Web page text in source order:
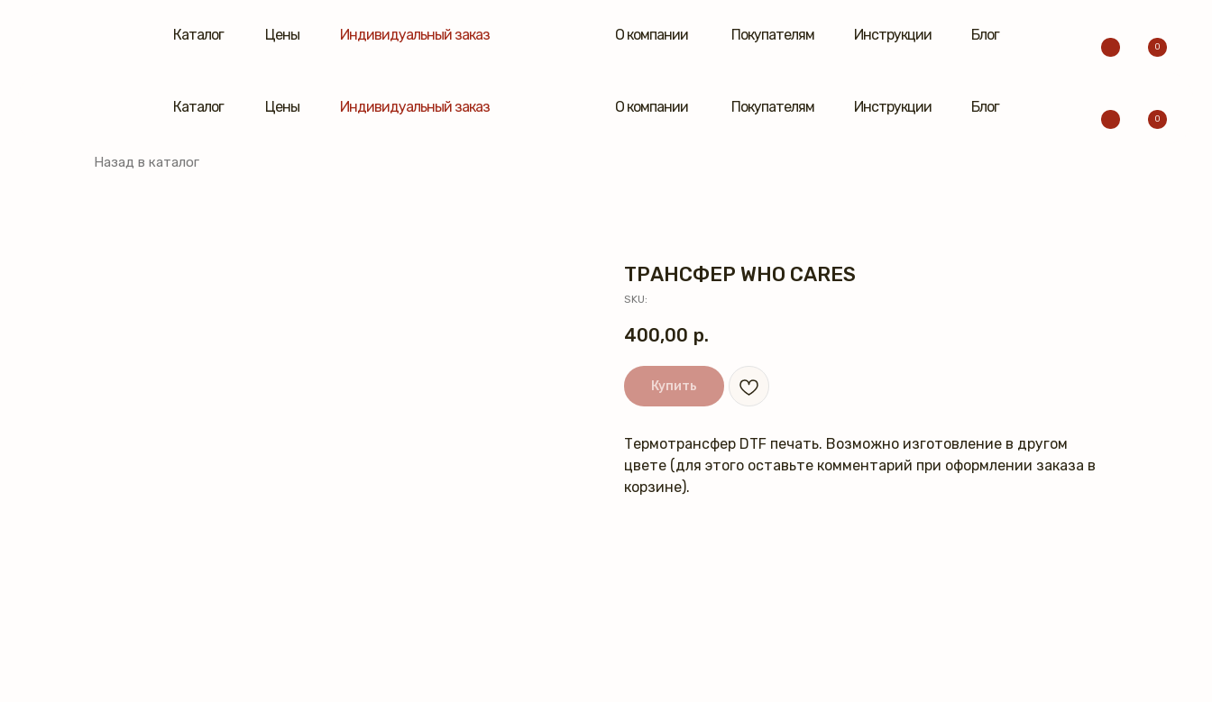
Каталог Индивидуальный заказ О компании Покупателям
0
Инструкции
Цены Блог
Каталог Индивидуальный заказ О компании Покупателям Инструкции
0
Блог
Цены
Назад в каталог
ТРАНСФЕР WHO CARES
SKU:
400,00 р.
Купить
Термотрансфер DTF печать. Возможно изготовление в другом
цвете (для этого оставьте комментарий при оформлении заказа в
корзине).